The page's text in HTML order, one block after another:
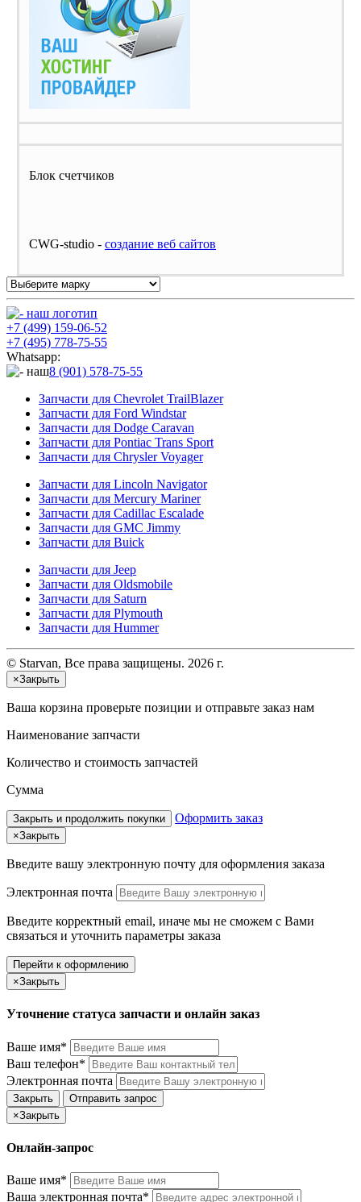
Блок счетчиков
CWG-studio - cоздание веб сайтов
+7 (499) 159-06-52
+7 (495) 778-75-55
Whatsapp:
8 (901) 578-75-55
Запчасти для Chevrolet TrailBlazer
Запчасти для Ford Windstar
Запчасти для Dodge Caravan
Запчасти для Pontiac Trans Sport
Запчасти для Chrysler Voyager
Запчасти для Lincoln Navigator
Запчасти для Mercury Mariner
Запчасти для Cadillac Escalade
Запчасти для GMC Jimmy
Запчасти для Buick
Запчасти для Jeep
Запчасти для Oldsmobile
Запчасти для Saturn
Запчасти для Plymouth
Запчасти для Hummer
© Starvan, Все права защищены. 2026 г.
×Закрыть
Ваша корзина проверьте позиции и отправьте заказ нам
Наименование запчасти
Количество и стоимость запчастей
Сумма
Закрыть и продолжить покупки Оформить заказ
×Закрыть
Введите вашу электронную почту для оформления заказа
Электронная почта
Введите корректный email, иначе мы не сможем с Вами
связаться и уточнить параметры заказа
Перейти к оформлению
×Закрыть
Уточнение статуса запчасти и онлайн заказ
Ваше имя*
Ваш телефон*
Электронная почта
Закрыть
Отправить запрос
×Закрыть
Онлайн-запрос
Ваше имя*
Ваша электронная почта*